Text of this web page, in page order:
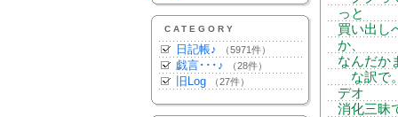
CATEGORY
日記帳♪ （5971件）
戯言･･･♪ （28件）
旧Log （27件）
っと
買い出し
か、
なんだか
な訳で
デオ
消化三昧